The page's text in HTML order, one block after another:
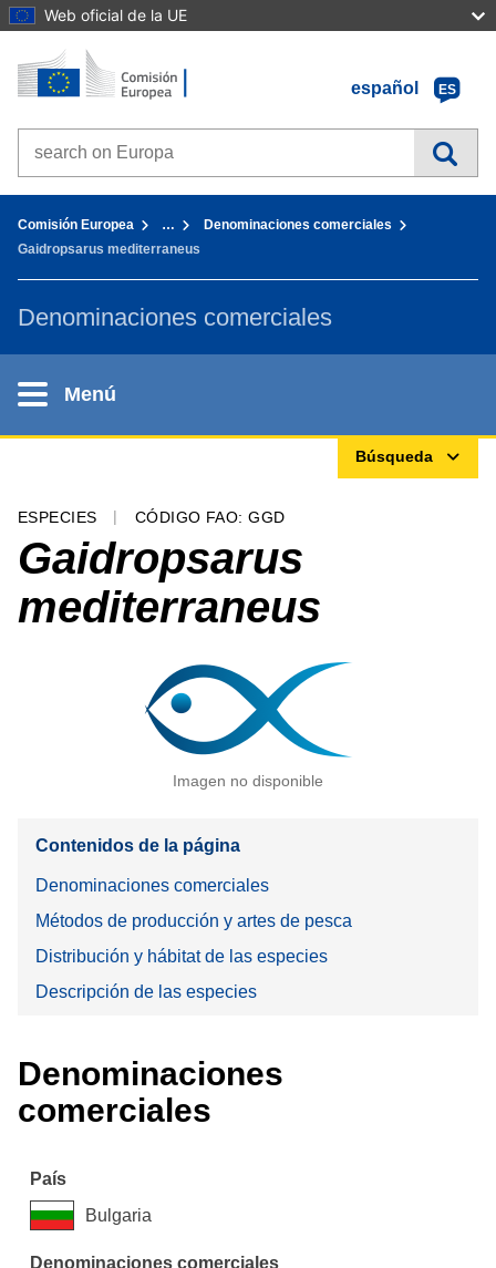
Web oficial de la UE
Ir al contenido
Inicio - Comisión Europea
español
ES
Search on Europa websites
Comisión Europea …
Denominaciones comerciales
Gaidropsarus mediterraneus
Denominaciones comerciales
Menú
Búsqueda
ESPECIES CÓDIGO FAO: GGD
Gaidropsarus
mediterraneus
Imagen no disponible
Contenidos de la página
Denominaciones comerciales
Métodos de producción y artes de pesca
Distribución y hábitat de las especies
Descripción de las especies
Denominaciones
comerciales
Bulgaria